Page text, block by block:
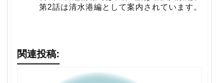
第2話は清水港編として案内されています。
関連投稿: